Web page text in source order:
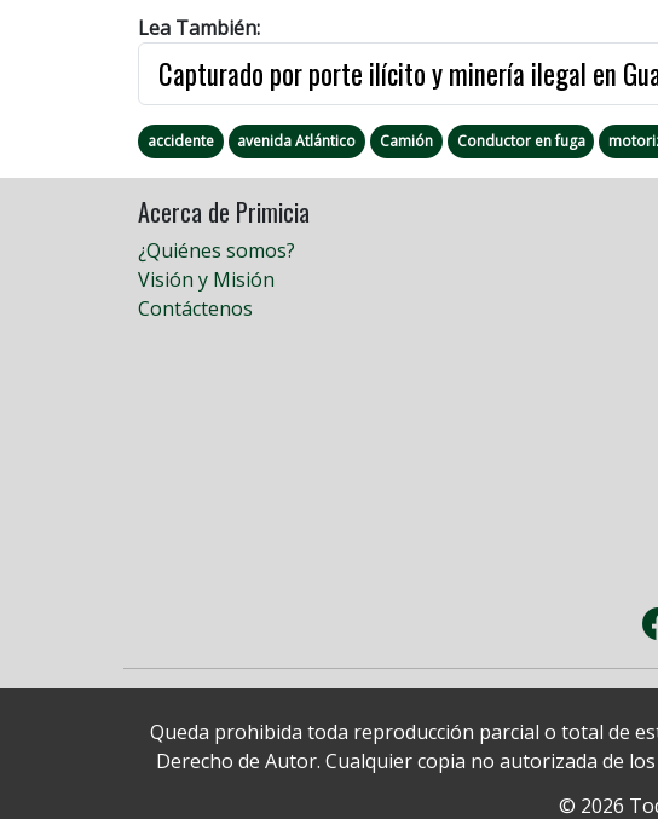
Lea También:
Capturado por porte ilícito y minería ilegal en
accidente avenida Atlántico Camión Conductor en fuga
Acerca de Primicia
¿Quiénes somos?
Visión y Misión
Contáctenos
Queda prohibida toda reproducción parcial o total de
Derecho de Autor. Cualquier copia no autorizada de
© 2026